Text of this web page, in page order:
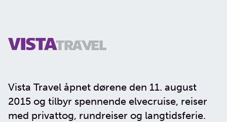
Vista Travel åpnet dørene den 11. august
2015 og tilbyr spennende elvecruise, reiser
med privattog, rundreiser og langtidsferie.